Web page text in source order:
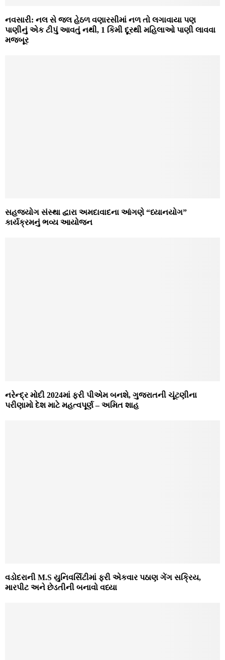
નવસારી: નલ સે જલ હેઠળ વણારસીમાં નળ તો લગાવાયા પણ
પાણીનું એક ટીપું આવતું નથી, 1 કિમી દૂરથી મહિલાઓ પાણી લાવવા
મજબૂર
સહજ્યોગ સંસ્થા દ્વારા અમદાવાદના આંગણે “ધ્યાનયોગ”
કાર્યક્રમનું ભવ્ય આયોજન
નરેન્દ્ર મોદી 2024માં ફરી પીએમ બનશે, ગુજરાતની ચૂંટણીના
પરીણામો દેશ માટે મહત્વપૂર્ણ – અમિત શાહ
વડોદરાની M.S યુનિવર્સિટીમાં ફરી એકવાર પઠાણ ગેંગ સક્રિય,
મારપીટ અને છેડતીની બનાવો વધ્યા